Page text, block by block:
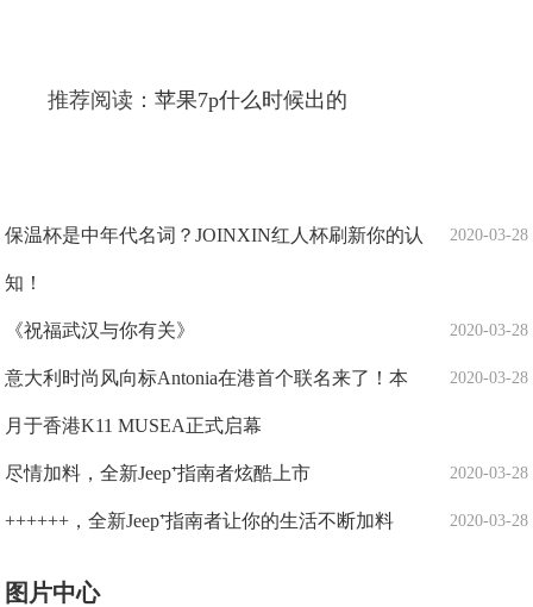
推荐阅读：苹果7p什么时候出的
2020-03-28
保温杯是中年代名词？JOINXIN红人杯刷新你的认
知！
2020-03-28
《祝福武汉与你有关》
2020-03-28
意大利时尚风向标Antonia在港首个联名来了！本
月于香港K11 MUSEA正式启幕
2020-03-28
尽情加料，全新Jeep⁺指南者炫酷上市
2020-03-28
++++++，全新Jeep⁺指南者让你的生活不断加料
图片中心